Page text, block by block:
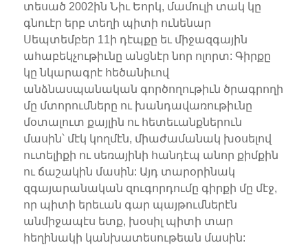
տեսած 2002ին Նիւ Եորկ, մամուլի տակ կը
գնուէր երբ տեղի պիտի ունենար
Սեպտեմբեր 11ի դէպքը եւ միջազգային
ահաբեկչութիւնը անցնէր նոր ոլորտ: Գիրքը
կը նկարագրէ հեծանիւով
անձնասպանական գործողութիւն ծրագրողի
մը մտորումները ու խանդավառութիւնը
մօտալուտ քայլին ու հետեւանքներուն
մասին՝ մէկ կողմէն, միաժամանակ խօսելով
ուտելիքի ու սեռայինի հանդէպ անոր քիմքին
ու ճաշակին մասին: Այդ տարօրինակ
զգայարանական զուգորդումը գիրքի մը մէջ,
որ պիտի երեւան գար պայթումներէն
անմիջապէս ետք, խօսիլ պիտի տար
հեղինակի կանխատեսութեան մասին: